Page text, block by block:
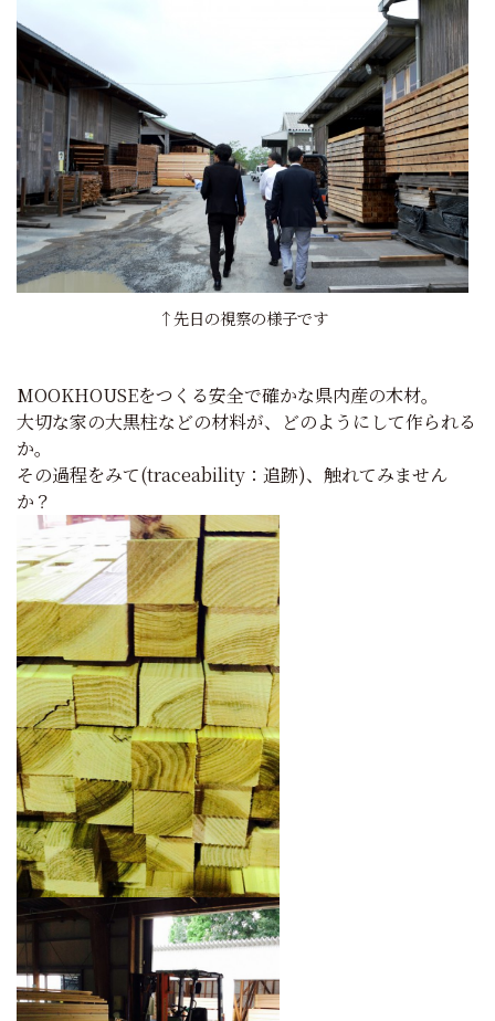
↑先日の視察の様子です
MOOKHOUSEをつくる安全で確かな県内産の木材。
大切な家の大黒柱などの材料が、どのようにして作られる
か。
その過程をみて(traceability：追跡)、触れてみません
か？